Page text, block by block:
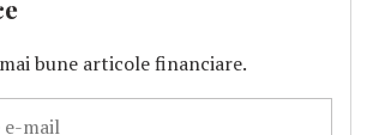
bune articole financiare.